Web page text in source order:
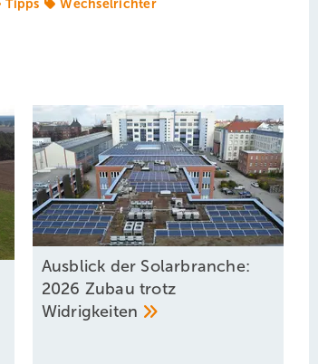
Tipps Wechselrichter
Ausblick der Solarbranche:
2026 Zubau trotz
Widrigkeiten